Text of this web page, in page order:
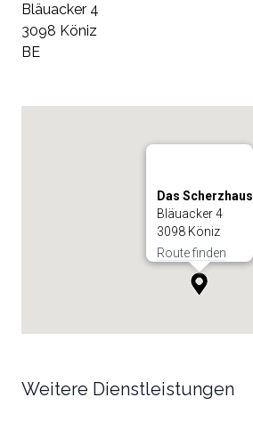
Bläuacker 4
3098 Köniz
BE
Das Scherzhaus
Bläuacker 4
3098 Köniz
Route finden
Weitere Dienstleistungen